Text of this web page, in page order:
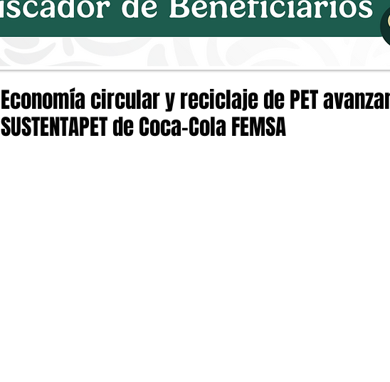
Economía circular y reciclaje de PET
SUSTENTAPET de Coca-Cola FEMSA